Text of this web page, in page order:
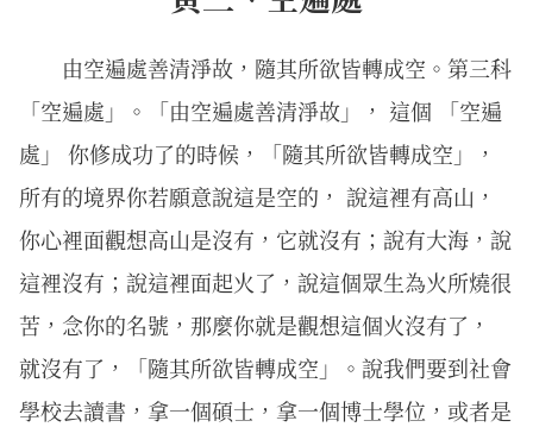
由空遍處善清淨故，隨其所欲皆轉成空。第三科
「空遍處」。「由空遍處善清淨故」， 這個 「空遍
處」 你修成功了的時候，「隨其所欲皆轉成空」，
所有的境界你若願意說這是空的， 說這裡有高山，
你心裡面觀想高山是沒有，它就沒有；說有大海，說
這裡沒有；說這裡面起火了，說這個眾生為火所燒很
苦，念你的名號，那麼你就是觀想這個火沒有了，
就沒有了，「隨其所欲皆轉成空」。說我們要到社會
學校去讀書，拿一個碩士，拿一個博士學位，或者是